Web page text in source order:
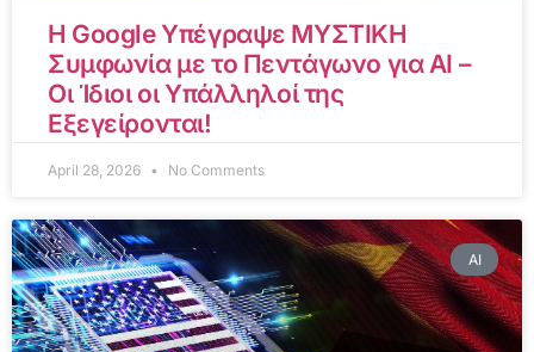
Η Google Υπέγραψε ΜΥΣΤΙΚΗ
Συμφωνία με το Πεντάγωνο για AI –
Οι Ίδιοι οι Υπάλληλοί της
Εξεγείρονται!
April 28, 2026 No Comments
AI